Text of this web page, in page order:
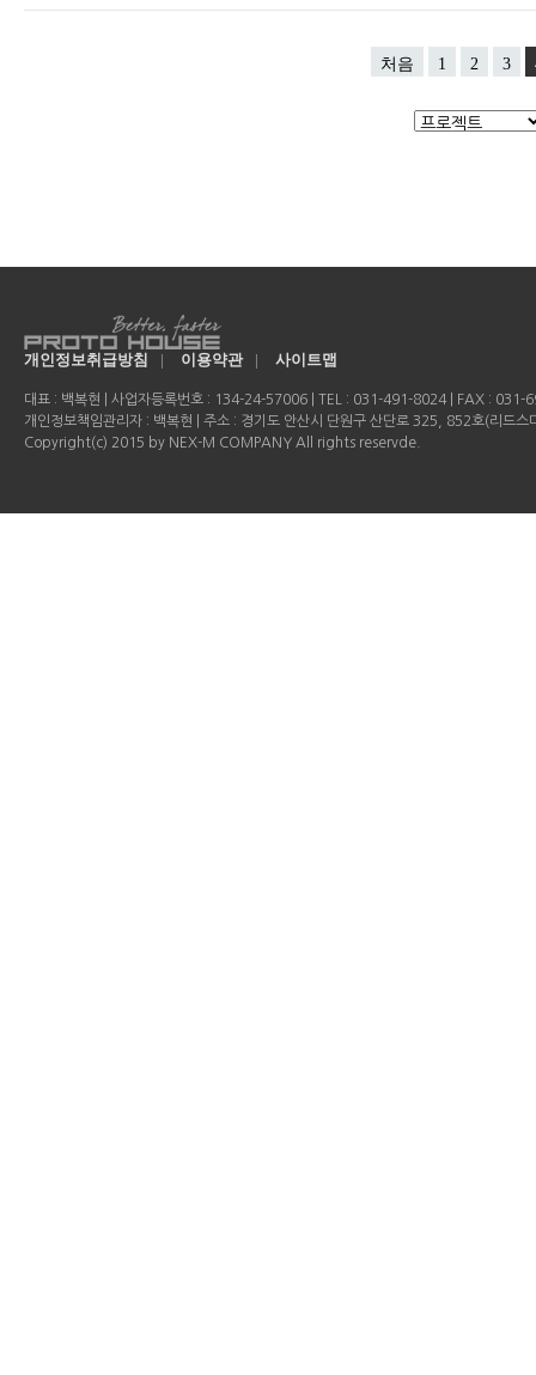
처음 1 2 3
개인정보취급방침 | 이용약관 | 사이트맵
대표 : 백복현 | 사업자등록번호 : 134-24-57006 | TEL : 031-491-8024 | FAX :
개인정보책임관리자 : 백복현 | 주소 : 경기도 안산시 단원구 산단로 325, 852호(리드스
Copyright(c) 2015 by NEX-M COMPANY All rights reservde.